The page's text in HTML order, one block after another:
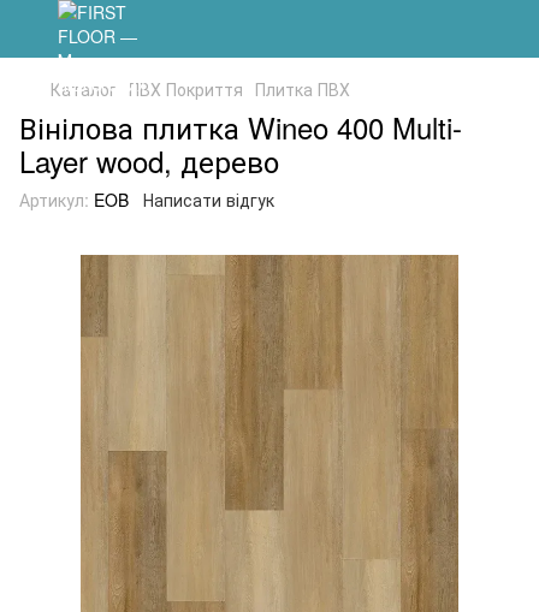
Каталог ПВХ Покриття Плитка ПВХ
Вінілова плитка Wineo 400 Multi-
Layer wood, дерево
Артикул: EOB Написати відгук